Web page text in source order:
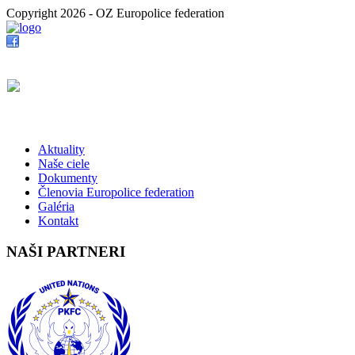
Copyright 2026 - OZ Europolice federation
Aktuality
Naše ciele
Dokumenty
Členovia Europolice federation
Galéria
Kontakt
NAŠI PARTNERI